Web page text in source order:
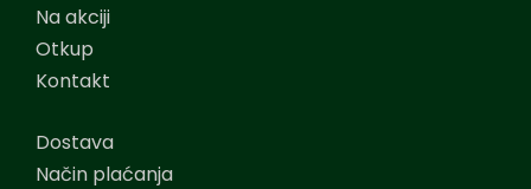
Na akciji
Otkup
Kontakt
Dostava
Način plaćanja